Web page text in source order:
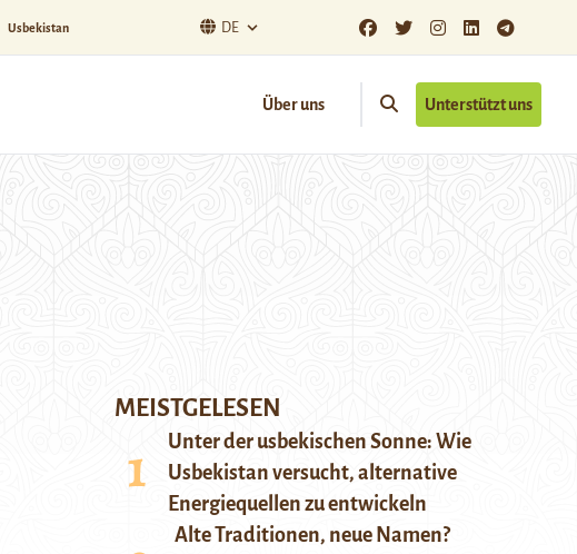
Usbekistan DE
Über uns Unterstützt uns
MEISTGELESEN
Unter der usbekischen Sonne: Wie
Usbekistan versucht, alternative
Energiequellen zu entwickeln
Alte Traditionen, neue Namen?